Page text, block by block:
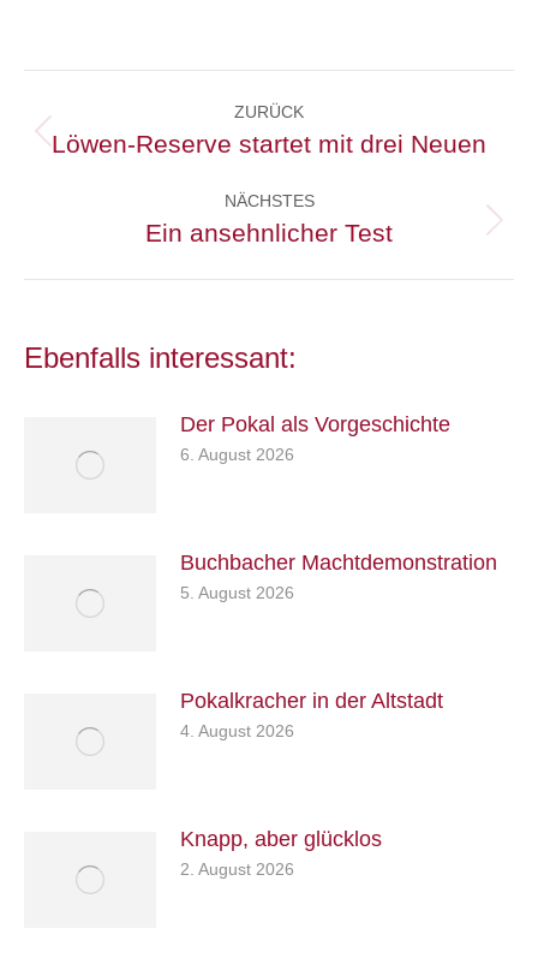
ZURÜCK
Vorheriger
Löwen-Reserve startet mit drei Neuen
NÄCHSTES
Nächster
Ein ansehnlicher Test
Ebenfalls interessant:
Der Pokal als Vorgeschichte
6. August 2026
Buchbacher Machtdemonstration
5. August 2026
Pokalkracher in der Altstadt
4. August 2026
Knapp, aber glücklos
2. August 2026